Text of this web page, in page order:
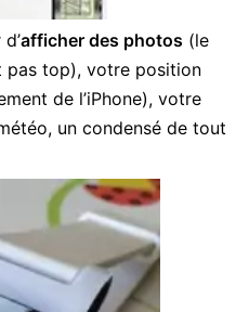
afficher des photos (le
pas top), votre position
de l’iPhone), votre
un condensé de tout